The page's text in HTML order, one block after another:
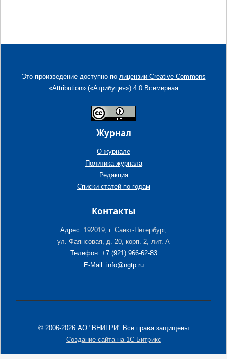
Это произведение доступно по лицензии Creative Commons
«Attribution» («Атрибуция») 4.0 Всемирная
Журнал
О журнале
Политика журнала
Редакция
Списки статей по годам
Контакты
Адрес: 192019, г. Санкт-Петербург,
ул. Фаянсовая, д. 20, корп. 2, лит. А
Телефон: +7 (921) 966-62-83
E-Mail: info@ngtp.ru
© 2006-2026 АО "ВНИГРИ" Все права защищены
Создание сайта на 1С-Битрикс